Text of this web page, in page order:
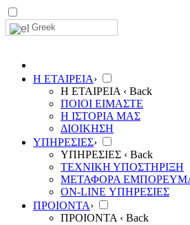
Greek
Η ΕΤΑΙΡΕΙΑ›
Η ΕΤΑΙΡΕΙΑ ‹ Back
ΠΟΙΟΙ ΕΙΜΑΣΤΕ
Η ΙΣΤΟΡΙΑ ΜΑΣ
ΔΙΟΙΚΗΣΗ
ΥΠΗΡΕΣΙΕΣ›
ΥΠΗΡΕΣΙΕΣ ‹ Back
ΤΕΧΝΙΚΗ ΥΠΟΣΤΗΡΙΞΗ
ΜΕΤΑΦΟΡΑ
ON-LINE ΥΠΗΡΕΣΙΕΣ
ΠΡΟΙΟΝΤΑ›
ΠΡΟΙΟΝΤΑ ‹ Back